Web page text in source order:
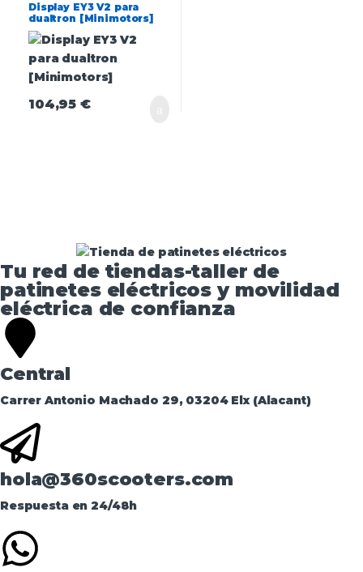
Display EY3 V2 para
dualtron [Minimotors]
104,95€
Tu red de tiendas-taller de
patinetes eléctricos y movilidad
eléctrica de confianza​
Central
Carrer Antonio Machado 29, 03204 Elx (Alacant)
hola@360scooters.com
Respuesta en 24/48h